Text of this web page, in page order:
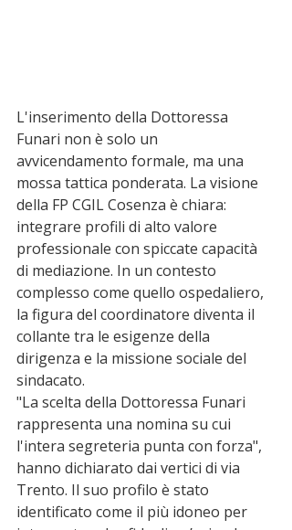
L'inserimento della Dottoressa
Funari non è solo un
avvicendamento formale, ma una
mossa tattica ponderata. La visione
della FP CGIL Cosenza è chiara:
integrare profili di alto valore
professionale con spiccate capacità
di mediazione. In un contesto
complesso come quello ospedaliero,
la figura del coordinatore diventa il
collante tra le esigenze della
dirigenza e la missione sociale del
sindacato.
"La scelta della Dottoressa Funari
rappresenta una nomina su cui
l'intera segreteria punta con forza",
hanno dichiarato dai vertici di via
Trento. Il suo profilo è stato
identificato come il più idoneo per